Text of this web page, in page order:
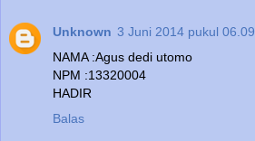
Unknown 3 Juni 2014 pukul 06.09
NAMA :Agus dedi utomo
NPM :13320004
HADIR
Balas